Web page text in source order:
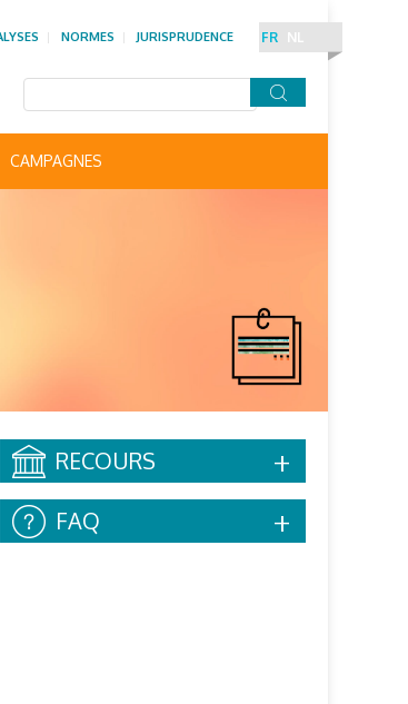
NORMES JURISPRUDENCE FR NL
CAMPAGNES
RECOURS
FAQ